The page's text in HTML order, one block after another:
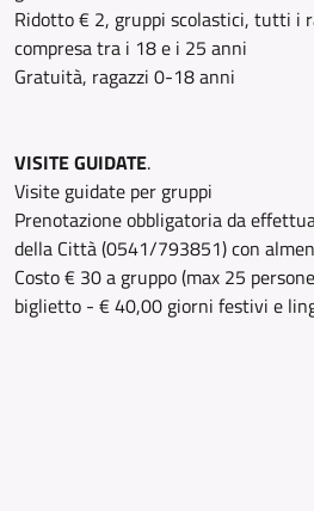
Ridotto € 2, gruppi scolastici, tutti i
compresa tra i 18 e i 25 anni
Gratuità, ragazzi 0-18 anni
VISITE GUIDATE.
Visite guidate per gruppi
Prenotazione obbligatoria da
della Città (0541/793851) con
Costo € 30 a gruppo (max 25
biglietto - € 40,00 giorni festivi e